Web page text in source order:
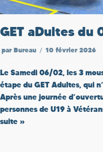
GET aDultes
par Bureau 10 février 2026
Le Samedi 06/02, les 3
étape du GET Adultes, qui
Après une journée
personnes de U19 à
suite »